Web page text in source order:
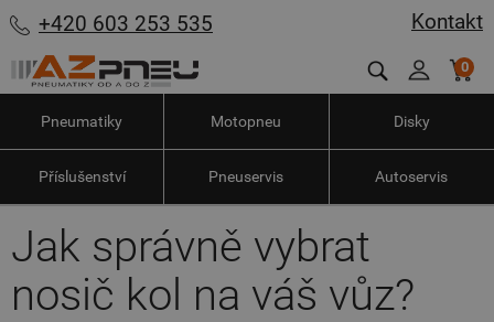
Kontakt
+420 603 253 535
0
Pneumatiky Motopneu Disky
Příslušenství Pneuservis Autoservis
Jak správně vybrat
nosič kol na váš vůz?